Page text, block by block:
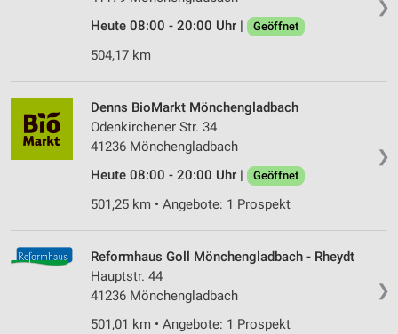
❯
Heute 08:00 - 20:00 Uhr |
Geöffnet
504,17 km
❯
Denns BioMarkt Mönchengladbach
Odenkirchener Str. 34
41236 Mönchengladbach
Heute 08:00 - 20:00 Uhr |
Geöffnet
501,25 km • Angebote: 1 Prospekt
❯
Reformhaus Goll Mönchengladbach - Rheydt
Hauptstr. 44
41236 Mönchengladbach
501,01 km • Angebote: 1 Prospekt
Verwendung von Profilen zur Auswahl
Verwendung von Profilen zur Auswahl
personalisierter Inhalte
Messung der Werbeleistung
Messung der Performance von Inhalten
Analyse von Zielgruppen durch Statistiken oder
Kombinationen von Daten aus verschiedenen
Entwicklung und Verbesserung der Angebote